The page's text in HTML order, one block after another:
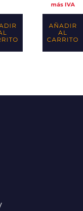
más IVA
AÑADIR
AL
CARRITO